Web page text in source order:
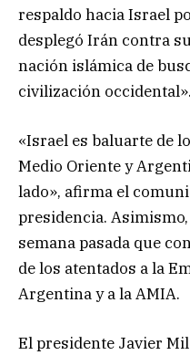
respaldo hacia Israel
desplegó Irán contra
nación islámica de
civilización occidental».
«Israel es baluarte de
Medio Oriente y
lado», afirma el
presidencia.
semana pasada que
de los atentados a la
Argentina y a la AMIA.
El presidente Javier